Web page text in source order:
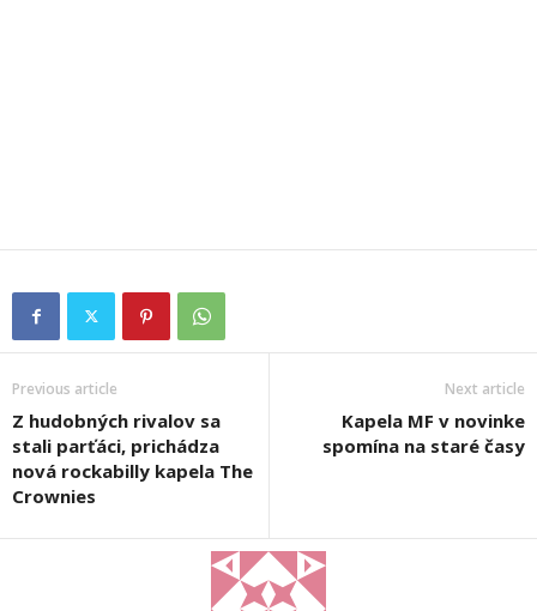
Previous article
Z hudobných rivalov sa
stali parťáci, prichádza
nová rockabilly kapela The
Crownies
Next article
Kapela MF v novinke
spomína na staré časy